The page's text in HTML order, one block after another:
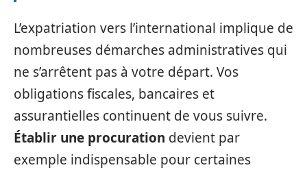
L’expatriation vers l’international implique de
nombreuses démarches administratives qui
ne s’arrêtent pas à votre départ. Vos
obligations fiscales, bancaires et
assurantielles continuent de vous suivre.
Établir une procuration devient par
exemple indispensable pour certaines